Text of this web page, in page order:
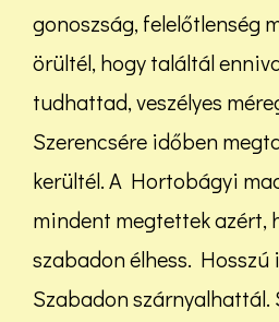
gonoszság, felelőtlenség
örültél, hogy találtál
tudhattad, veszélyes
Szerencsére időben
kerültél. A Hortobágyi
mindent megtettek azért,
szabadon élhess. Hosszú
Szabadon